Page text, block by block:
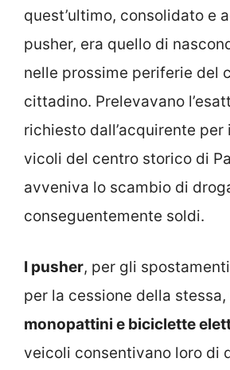
quest’ultimo, consolidato e
pusher, era quello di
nelle prossime periferie del
cittadino. Prelevavano
richiesto dall’acquirente
vicoli del centro storico di
avveniva lo scambio di
conseguentemente soldi.
I pusher, per gli
per la cessione della stessa,
monopattini e biciclette
veicoli consentivano loro di